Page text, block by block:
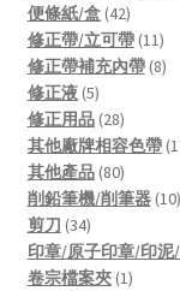
便條紙/盒 4242
products
修正帶/立可帶 1111
修正帶補充內帶 88
修正液 55
products
修正用品 2828
其他廠牌相容色帶
其他產品 8080
products
削鉛筆機/削筆器 1010
剪刀 3434
products
印章/原子印章/印
卷宗檔案夾 11